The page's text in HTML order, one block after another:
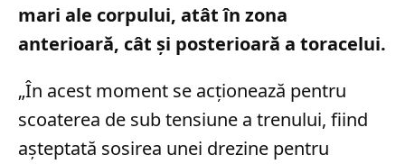
mari ale corpului, atât în zona
anterioară, cât și posterioară a toracelui.
„În acest moment se acţionează pentru
scoaterea de sub tensiune a trenului, fiind
aşteptată sosirea unei drezine pentru